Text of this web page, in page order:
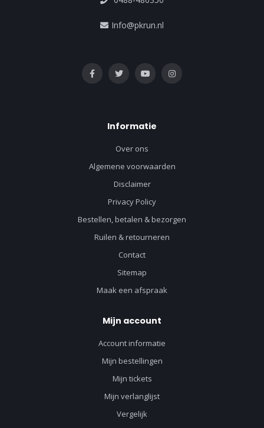
Info@pkrun.nl
Informatie
Over ons
Algemene voorwaarden
Disclaimer
Privacy Policy
Bestellen, betalen & bezorgen
Ruilen & retourneren
Contact
Sitemap
Maak een afspraak
Mijn account
Account informatie
Mijn bestellingen
Mijn tickets
Mijn verlanglijst
Vergelijk